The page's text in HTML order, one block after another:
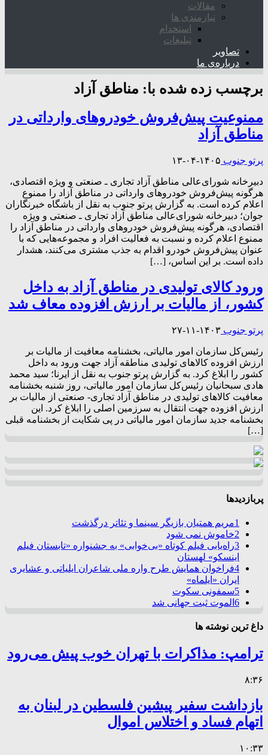
مقالات
نیازمندی ها
استخدام
تبلیغات
تصاویر
درباره‌ی ما
برچسب زده شده با: مناطق آزاد
ممنوعیت پیش‌فروش خودروهای وارداتی در
مناطق آزاد
پرتو جنوب ۱۴۰۵-۰۴-۱۳
دبیرخانه شورای‌عالی مناطق آزاد تجاری ـ صنعتی و ویژه اقتصادی،
هرگونه پیش‌فروش خودرو‌های وارداتی در مناطق آزاد را ممنوع
اعلام کرده است. به گزارش پرتو جنوب به نقل از باشگاه خبرنگاران
جوان؛ دبیرخانه شورای‌عالی مناطق آزاد تجاری ـ صنعتی و ویژه
اقتصادی، هرگونه پیش‌فروش خودرو‌های وارداتی در مناطق آزاد را
ممنوع اعلام کرده و نسبت به فعالیت افراد و مجموعه‌هایی که با
عنوان پیش‌فروش خودرو اقدام به جذب مشتری می‌کنند، هشدار
داده است. بر این اساس، […]
ورود کالای تولیدی در مناطق آزاد به داخل
کشور، از مالیات بر ارزش افزوده معاف شد
پرتو جنوب ۱۴۰۳-۱۱-۲۷
رئیس‌کل سازمان امور مالیاتی، بخشنامه معافیت از مالیات بر
ارزش افزوده کالا‌های تولیدی مناطقه آزاد جهت ورود به داخل
کشور را ابلاغ کرد. به گزارش پرتو جنوب به نقل از ایرنا؛ سید محمد
هادی سبحانیان رئیس‌کل سازمان امور مالیاتی، روز شنبه بخشنامه
معافیت کالا‌های تولیدی در مناطق آزاد تجاری- صنعتی از مالیات بر
ارزش افزوده جهت انتقال به سرزمین اصلی را ابلاغ کرد. این
بخشنامه جدید سازمان امور مالیاتی در پی شکایت از بخشنامه قبلی
[…]
پربازدیدها
1مریم همتیان بازیگر سینما و تئاتر درگذشت
2خاموش نمی شود
3راه‌یابی فیلم کوتاه «بی‌خوابی» به جشنواره «تابستان فیلم
اینسکو» لهستان
4فراخوان همایش طرح واره ملی شاعران ایلیاتی و عشایری
ایران «ایلماه»
5سمفونی سکوت
6 الموت ثبت جهانی شد
داغ ترین نوشته ها
ترامپ: مذاکرات با تهران خوب پیش می‌رود
۸:۳۶
بازداشت سفیر پیشین فلسطین در لبنان به
اتهام فساد و اختلاس اموال
۱۰:۳۳